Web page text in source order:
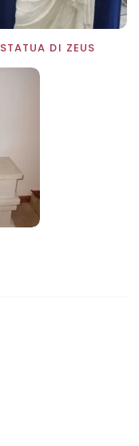
STATUA DI ZEUS